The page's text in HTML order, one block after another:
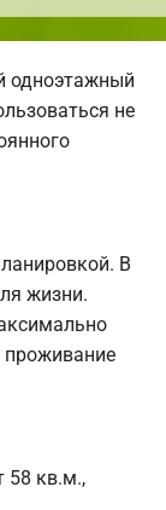
одноэтажный
не
В
жизни.
проживание
58 кв.м.,